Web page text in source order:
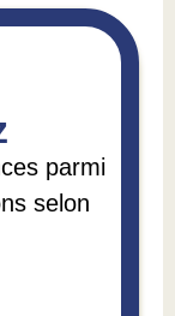
parmi
selon